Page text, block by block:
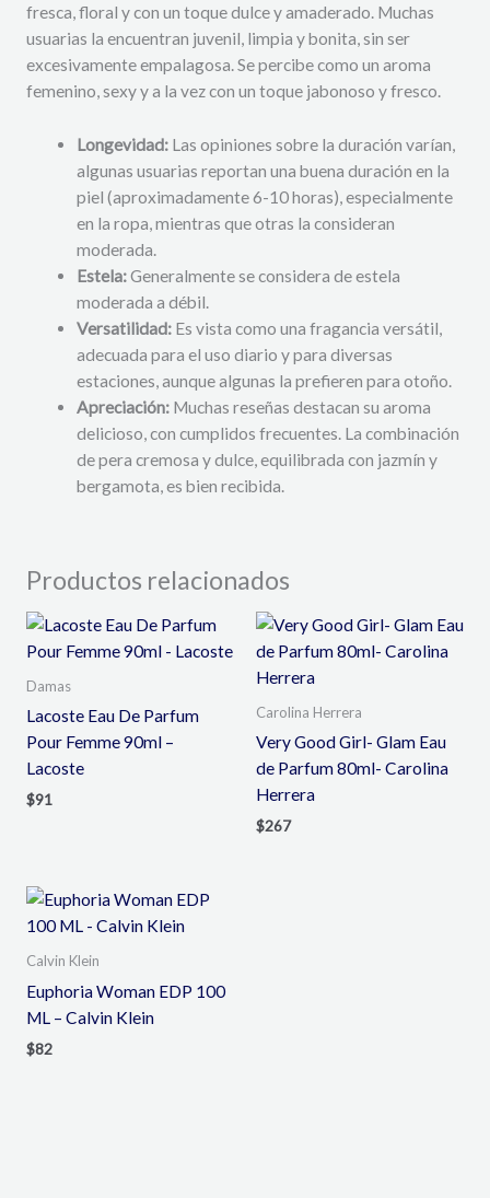
fresca, floral y con un toque dulce y amaderado. Muchas
usuarias la encuentran juvenil, limpia y bonita, sin ser
excesivamente empalagosa. Se percibe como un aroma
femenino, sexy y a la vez con un toque jabonoso y fresco.
Longevidad: Las opiniones sobre la duración varían,
algunas usuarias reportan una buena duración en la
piel (aproximadamente 6-10 horas), especialmente
en la ropa, mientras que otras la consideran
moderada.
Estela:Generalmente se considera de estela
moderada a débil.
Versatilidad: Es vista como una fragancia versátil,
adecuada para el uso diario y para diversas
estaciones, aunque algunas la prefieren para otoño.
Apreciación: Muchas reseñas destacan su aroma
delicioso, con cumplidos frecuentes. La combinación
de pera cremosa y dulce, equilibrada con jazmín y
bergamota, es bien recibida.
Productos relacionados
Damas
Lacoste Eau De Parfum
Pour Femme 90ml –
Lacoste
$91
Carolina Herrera
Very Good Girl- Glam Eau
de Parfum 80ml- Carolina
Herrera
$267
Calvin Klein
Euphoria Woman EDP 100
ML – Calvin Klein
$82